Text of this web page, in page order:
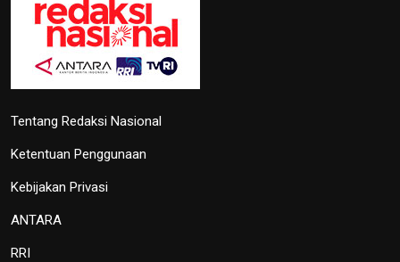
Tentang Redaksi Nasional
Ketentuan Penggunaan
Kebijakan Privasi
ANTARA
RRI